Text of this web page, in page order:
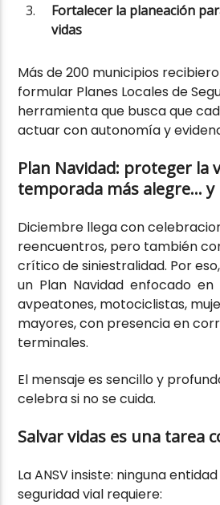
Fortalecer la planeación
vidas
Más de 200 municipios
formular Planes Locales de
herramienta que busca que
actuar con autonomía y
Plan Navidad: proteger la
temporada más alegre… y
Diciembre llega con
reencuentros, pero también
crítico de siniestralidad. Por
un Plan Navidad enfocado en
avpeatones, motociclistas,
mayores, con presencia en
terminales.
El mensaje es sencillo y
celebra si no se cuida.
Salvar vidas es una tarea
La ANSV insiste: ninguna
seguridad vial requiere: